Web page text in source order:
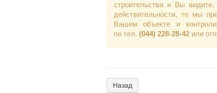
строительства и Вы
действительности, то мы
Вашем объекте и
по тел. (044) 228-28-42 или
Назад